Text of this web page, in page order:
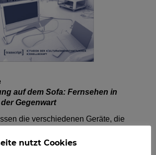
auf dem Sofa: Fernsehen in
Gegenwart
die verschiedenen Geräte, die
von Zuhause? Ausgehend von
nutzt Cookies